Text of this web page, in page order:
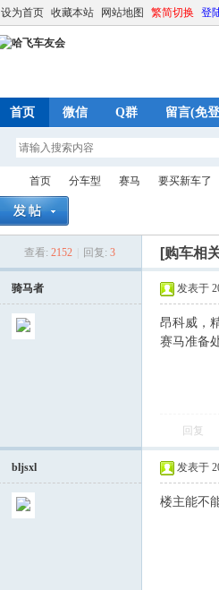
设为首页 收藏本站 网站地图 繁简切换 登
首页 微信 Q群 留言(免
首页
›
分车型
›
赛马 要买新车了
查看: 2152 回复: 3 [购车相
骑马者 发表于
昂科威，
赛马准备
回复
bljsxl 发表于
楼主能不